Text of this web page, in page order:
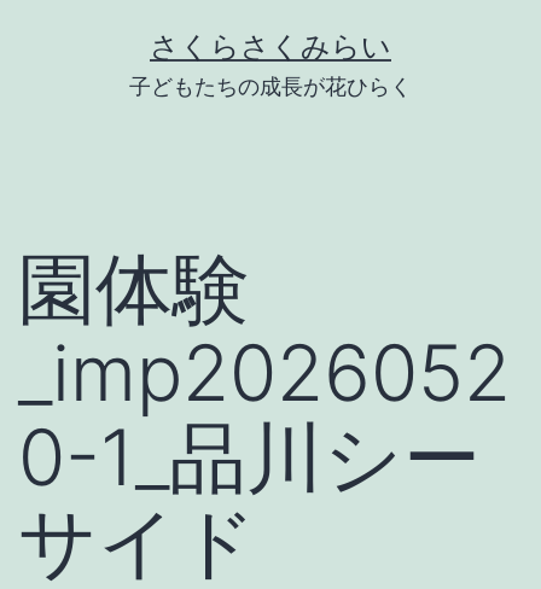
さくらさくみらい
子どもたちの成長が花ひらく
園体験
_imp2026052
0-1_品川シー
サイド